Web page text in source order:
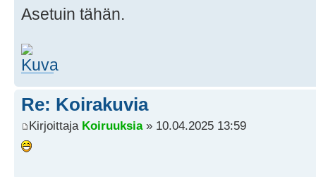
Asetuin tähän.
Re: Koirakuvia
Kirjoittaja Koiruuksia» 10.04.2025 13:59